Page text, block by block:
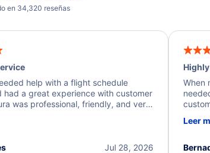
en 34,320 reseñas
help with a flight schedule
had a great experience with customer
was professional, friendly, and very
kept me informed of the next steps.
Jul 28, 2026
When
I truly
Leer